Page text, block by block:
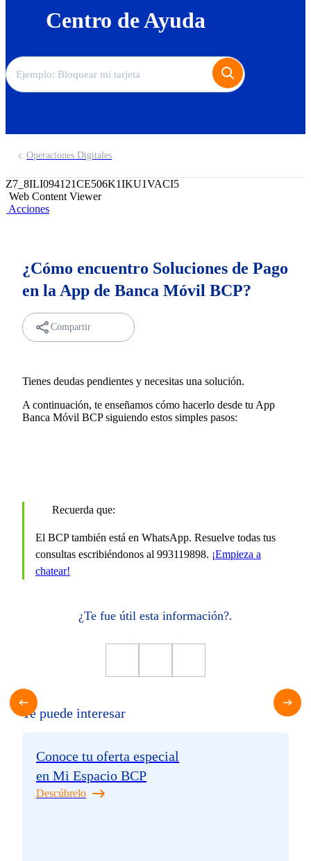
Centro de Ayuda
Operaciones Digitales
Z7_8ILI094121CE506K1IKU1VACI5
Web Content Viewer
Acciones
¿Cómo encuentro Soluciones de Pago
en la App de Banca Móvil BCP?
Compartir
Tienes deudas pendientes y necesitas una solución.
A continuación, te enseñamos cómo hacerlo desde tu App
Banca Móvil BCP siguiendo estos simples pasos:
Recuerda que:
El BCP también está en WhatsApp. Resuelve todas tus
consultas escribiéndonos al 993119898. ¡Empieza a
chatear!
¿Te fue útil esta información?.
Te puede interesar
Conoce tu oferta especial
en Mi Espacio BCP
Descúbrelo